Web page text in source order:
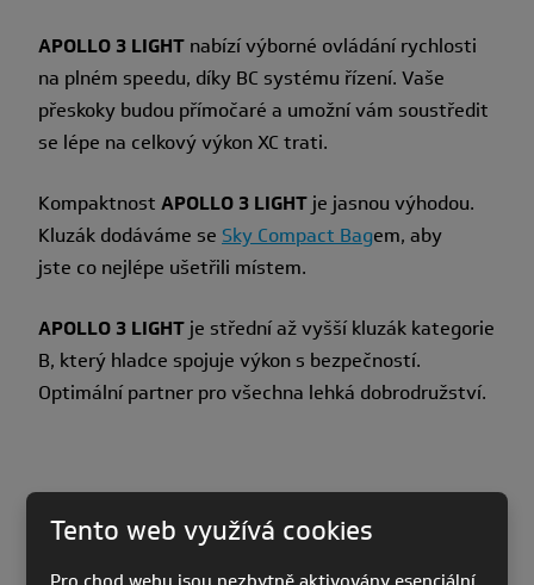
APOLLO 3 LIGHT nabízí výborné ovládání rychlosti
na plném speedu, díky BC systému řízení. Vaše
přeskoky budou přímočaré a umožní vám soustředit
se lépe na celkový výkon XC trati.
Kompaktnost APOLLO 3 LIGHT je jasnou výhodou.
Kluzák dodáváme se Sky Compact Bagem, aby
jste co nejlépe ušetřili místem.
APOLLO 3 LIGHT je střední až vyšší kluzák kategorie
B, který hladce spojuje výkon s bezpečností.
Optimální partner pro všechna lehká dobrodružství.
Tento web využívá cookies